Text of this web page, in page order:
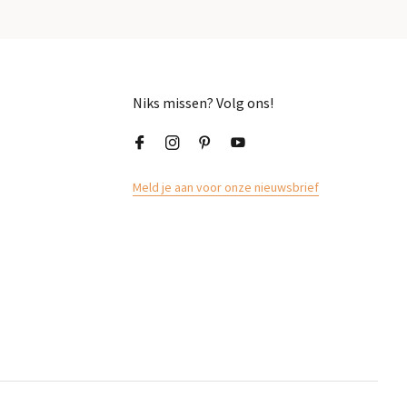
Niks missen? Volg ons!
Meld je aan voor onze nieuwsbrief